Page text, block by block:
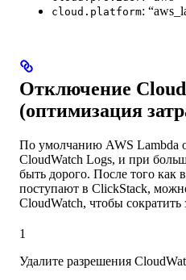
cloud.platform:
Отключение
(оптимизация
По умолчанию AWS Lambda
CloudWatch Logs, и при
быть дорого. После того как
поступают в ClickStack,
CloudWatch, чтобы сократить
1
Удалите разрешения